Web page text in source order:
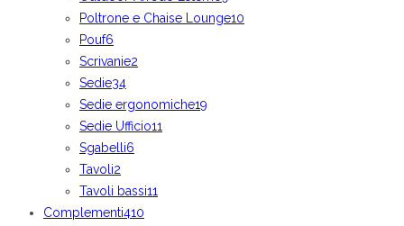
Poltrone e Chaise Lounge10
Pouf6
Scrivanie2
Sedie34
Sedie ergonomiche19
Sedie Ufficio11
Sgabelli6
Tavoli2
Tavoli bassi11
Complementi410